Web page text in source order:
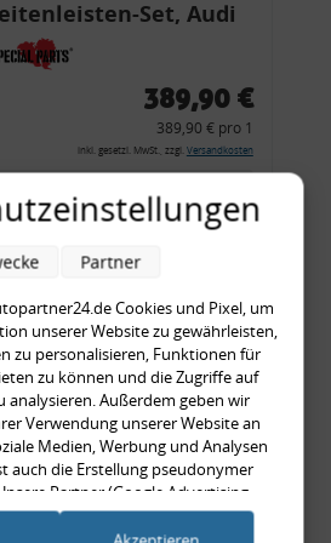
Set, Audi
Cabrio, Coupe, S2, (6x
Zierleiste, 2x Kappe,
Montagewerkzeug)
389,90 €
389,90 € pro 1
inkl. gesetzl. MwSt., zzgl. Versandkosten
Merkzettel
innen,
Golf 4 mit 6-Gang-
Tieferlegung
22,90 €
22,90 € pro 1
Cookies und Pixel, um
unserer Website zu gewährleisten,
zu personalisieren, Funktionen für
zu können und die Zugriffe auf
analysieren. Außerdem geben wir
Verwendung unserer Website an
Medien, Werbung und Analysen
auch die Erstellung pseudonymer
Partner (Google Advertising
Informationen möglicherweise mit
die Sie ihnen bereitgestellt haben
Partner